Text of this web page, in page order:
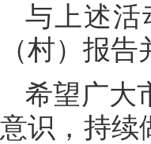
与上述活
（村）报
希望广大
意识，持续